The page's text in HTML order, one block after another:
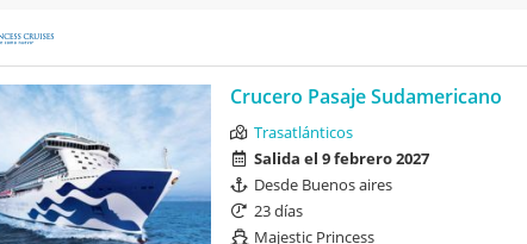
Crucero Pasaje Sudamericano
Trasatlánticos
Salida el 9 febrero 2027
Desde Buenos aires
23 días
Majestic Princess